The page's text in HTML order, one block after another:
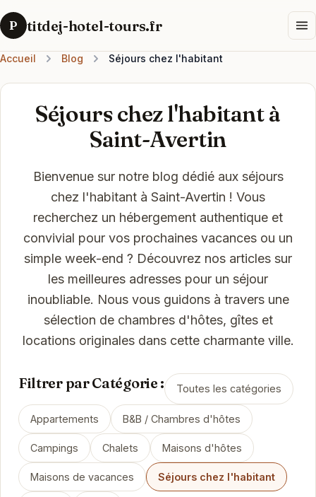
P titdej-hotel-tours.fr
Accueil Blog Séjours chez l'habitant
Séjours chez l'habitant à
Saint-Avertin
Bienvenue sur notre blog dédié aux séjours
chez l'habitant à Saint-Avertin ! Vous
recherchez un hébergement authentique et
convivial pour vos prochaines vacances ou un
simple week-end ? Découvrez nos articles sur
les meilleures adresses pour un séjour
inoubliable. Nous vous guidons à travers une
sélection de chambres d'hôtes, gîtes et
locations originales dans cette charmante ville.
Filtrer par Catégorie : Toutes les catégories
Appartements B&B / Chambres d'hôtes
Campings Chalets Maisons d'hôtes
Maisons de vacances Séjours chez l'habitant